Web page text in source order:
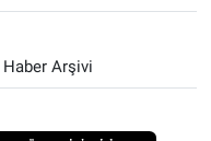
Haber Arşivi